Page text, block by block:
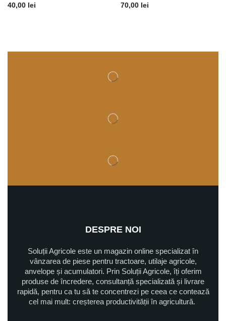
40,00 lei
70,00 lei
DESPRE NOI
Soluții Agricole este un magazin online specializat în
vânzarea de piese pentru tractoare, utilaje agricole,
anvelope și acumulatori. Prin Soluții Agricole, îți oferim
produse de încredere, consultanță specializată și livrare
rapidă, pentru ca tu să te concentrezi pe ceea ce contează
cel mai mult: creșterea productivității în agricultură.